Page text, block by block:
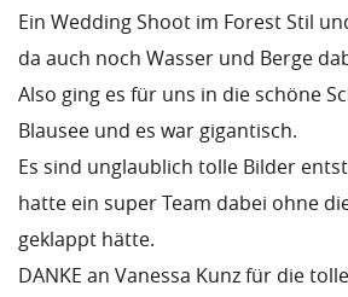
Ein Wedding Shoot im Forest Stil
da auch noch Wasser und Berge
Also ging es für uns in die schöne
Blausee und es war gigantisch.
Es sind unglaublich tolle Bilder
hatte ein super Team dabei ohne
geklappt hätte.
DANKE an Vanessa Kunz für die